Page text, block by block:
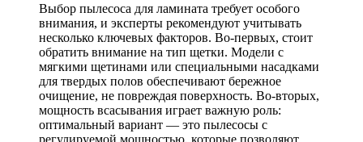
Выбор пылесоса для ламината требует особого
внимания, и эксперты рекомендуют учитывать
несколько ключевых факторов. Во-первых, стоит
обратить внимание на тип щетки. Модели с
мягкими щетинами или специальными насадками
для твердых полов обеспечивают бережное
очищение, не повреждая поверхность. Во-вторых,
мощность всасывания играет важную роль:
оптимальный вариант — это пылесосы с
регулируемой мощностью, которые позволяют